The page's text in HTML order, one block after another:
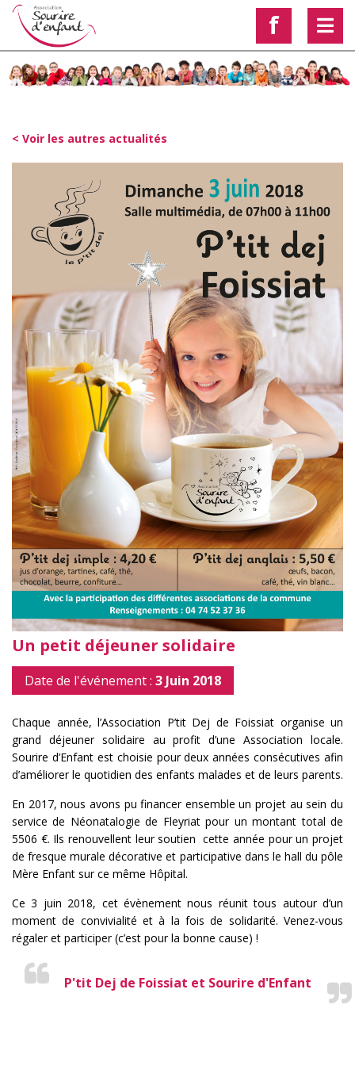
f
< Voir les autres actualités
Un petit déjeuner solidaire
Date de l'événement : 3 Juin 2018
Chaque année, l’Association P’tit Dej de Foissiat organise un
grand déjeuner solidaire au profit d’une Association locale.
Sourire d’Enfant est choisie pour deux années consécutives afin
d’améliorer le quotidien des enfants malades et de leurs parents.
En 2017, nous avons pu financer ensemble un projet au sein du
service de Néonatalogie de Fleyriat pour un montant total de
5506 €. Ils renouvellent leur soutien cette année pour un projet
de fresque murale décorative et participative dans le hall du pôle
Mère Enfant sur ce même Hôpital.
Ce 3 juin 2018, cet évènement nous réunit tous autour d’un
moment de convivialité et à la fois de solidarité. Venez-vous
régaler et participer (c’est pour la bonne cause) !
P'tit Dej de Foissiat et Sourire d'Enfant